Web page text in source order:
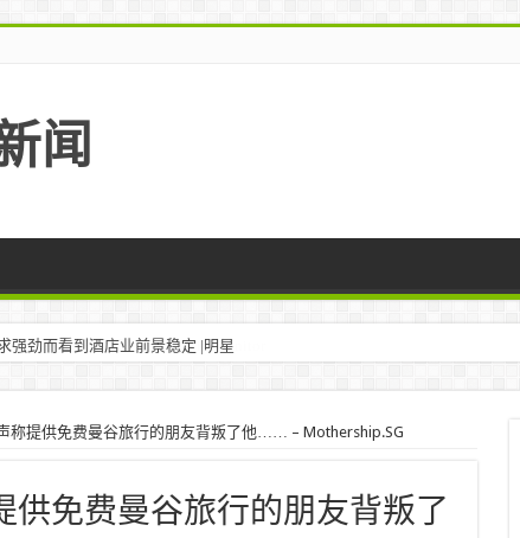
闻
强劲而看到酒店业前景稳定 |明星
称提供免费曼谷旅行的朋友背叛了他…… – Mothership.SG
供免费曼谷旅行的朋友背叛了